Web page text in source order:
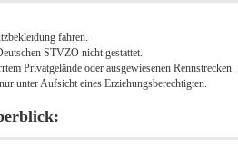
fahren.
STVZO nicht gestattet.
Privatgelände oder ausgewiesenen Rennstrecken.
unter Aufsicht eines Erziehungsberechtigten.